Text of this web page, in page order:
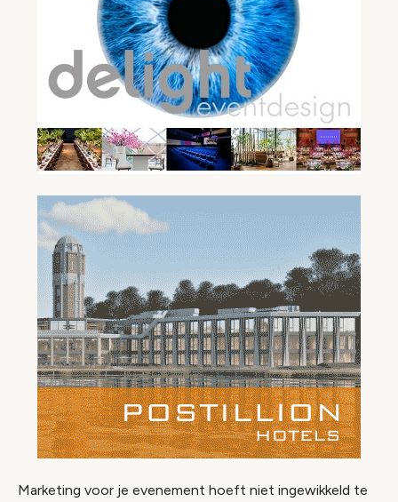
Marketing voor je evenement hoeft niet ingewikkeld te